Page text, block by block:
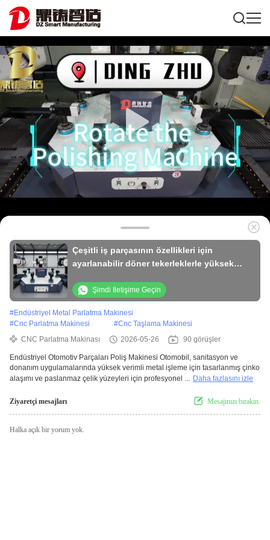
Çeşitli iş parçasının özellikleri için
ayarlanabilir döner tekerleklerle yüksek
Şimdi Iletişime Geçin
#Endüstriyel Metal Parlatma Makinesi
#Cnc Parlatma Makinesi #Cnc Taşlama Makinesi
CNC Parlatma Makinası
2026-05-26 90 görüşler
Endüstriyel Otomotiv Parçaları Poliş Makinesi Otomobil, sanitasyon ve
donanım uygulamalarında yüksek verimli metal işleme için tasarlanmış çinko
alaşımı ve paslanmaz çelik yüzeyleri için profesyonel ... Daha fazlasını izle
Ziyaretçi mesajları Mesajınızı bırakın.
Halka açık bir yorum yok.